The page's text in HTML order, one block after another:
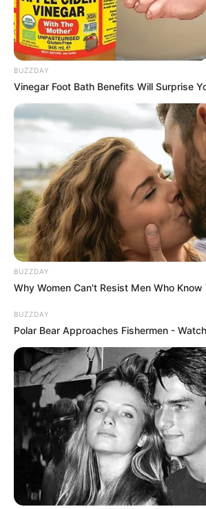
BUZZDAY
Vinegar Foot Bath Benefits Will Surprise
BUZZDAY
Why Women Can't Resist Men Who
BUZZDAY
Polar Bear Approaches Fishermen - Watch